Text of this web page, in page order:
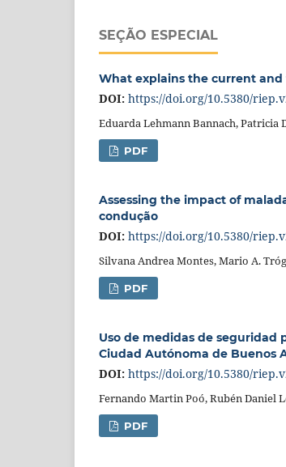
SEÇÃO ESPECIAL
What explains the current
DOI: https://doi.org/10.5380/
Eduarda Lehmann Bannach, Patricia
PDF
Assessing the impact of
condução
DOI: https://doi.org/10.5380/
Silvana Andrea Montes, Mario A.
PDF
Uso de medidas de seguridad
Ciudad Autónoma de Buenos
DOI: https://doi.org/10.5380/
Fernando Martin Poó, Rubén Daniel
PDF